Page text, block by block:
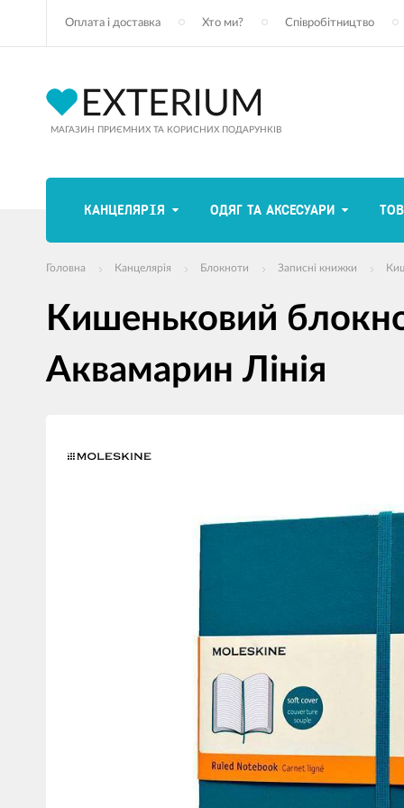
Оплата і доставка Хто ми? Співробітництво
МАГАЗИН ПРИЄМНИХ ТА КОРИСНИХ ПОДАРУНКІВ
КАНЦЕЛЯРІЯ ОДЯГ ТА АКСЕСУАРИ
Головна Канцелярія Блокноти Записні книжки
Кишеньковий
Аквамарин Лінія